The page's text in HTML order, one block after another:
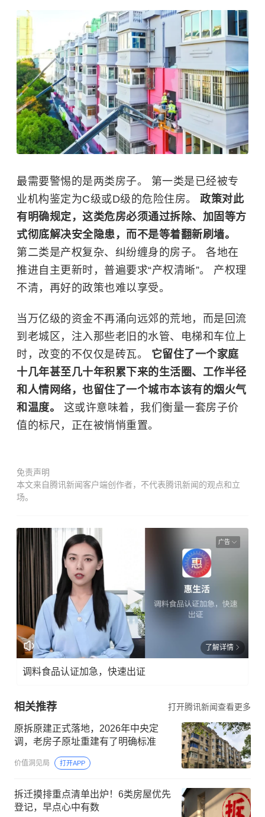
最需要警惕的是两类房子。 第一类是已经被专
业机构鉴定为C级或D级的危险住房。 政策对此
有明确规定，这类危房必须通过拆除、加固等方
式彻底解决安全隐患，而不是等着翻新刷墙。
第二类是产权复杂、纠纷缠身的房子。 各地在
推进自主更新时，普遍要求“产权清晰”。 产权理
不清，再好的政策也难以享受。
当万亿级的资金不再涌向远郊的荒地，而是回流
到老城区，注入那些老旧的水管、电梯和车位上
时，改变的不仅仅是砖瓦。 它留住了一个家庭
十几年甚至几十年积累下来的生活圈、工作半径
和人情网络，也留住了一个城市本该有的烟火气
和温度。 这或许意味着，我们衡量一套房子价
值的标尺，正在被悄悄重置。
免责声明
本文来自腾讯新闻客户端创作者，不代表腾讯新闻的观点和立
场。
广告
了解详情
调料食品认证加急，快速出证
相关推荐 打开腾讯新闻查看更多
原拆原建正式落地，2026年中央定
调，老房子原址重建有了明确标准
价值洞见局 打开APP
拆迁摸排重点清单出炉！6类房屋优先
登记，早点心中有数